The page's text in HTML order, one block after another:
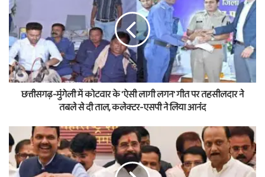
छत्तीसगढ़-मुंगेली में कोटवार के 'ऐसी लागी लगन' गीत पर तहसीलदार ने
तबले से दी ताल, कलेक्टर-एसपी ने लिया आनंद